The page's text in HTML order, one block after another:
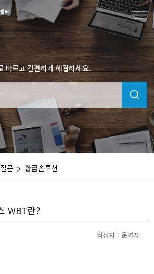
빠르고 간편하게 해결하세요.
문 환급솔루션
WBT란?
작성자 : 운영자